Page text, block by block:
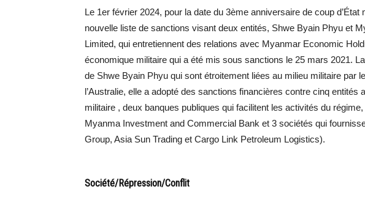
Le 1er février 2024, pour la date du 3ème anniversaire de coup
nouvelle liste de sanctions visant deux entités, Shwe Byain Phyu et
Limited, qui entretiennent des relations avec Myanmar Economic
économique militaire qui a été mis sous sanctions le 25 mars 2021.
de Shwe Byain Phyu qui sont étroitement liées au milieu militaire par
l’Australie, elle a adopté des sanctions financières contre cinq
militaire , deux banques publiques qui facilitent les activités du
Myanma Investment and Commercial Bank et 3 sociétés qui
Group, Asia Sun Trading et Cargo Link Petroleum Logistics).
Société/Répression/Conflit